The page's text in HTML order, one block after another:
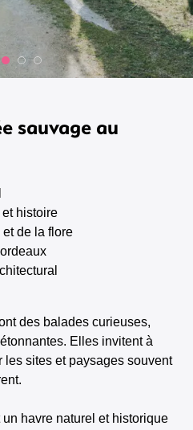
sauvage au
et histoire
et de la flore
des balades curieuses,
Elles invitent à
les sites et paysages souvent
un havre naturel et historique